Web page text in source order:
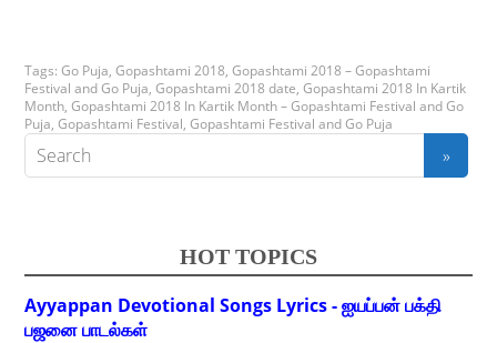
Tags:Go Puja,Gopashtami 2018,Gopashtami 2018 – Gopashtami
Festival and Go Puja,Gopashtami 2018 date,Gopashtami 2018 In Kartik
Month,Gopashtami 2018 In Kartik Month – Gopashtami Festival and Go
Puja,Gopashtami Festival,Gopashtami Festival and Go Puja
HOT TOPICS
Ayyappan Devotional Songs Lyrics - ஐயப்பன் பக்தி
பஜனை பாடல்கள்